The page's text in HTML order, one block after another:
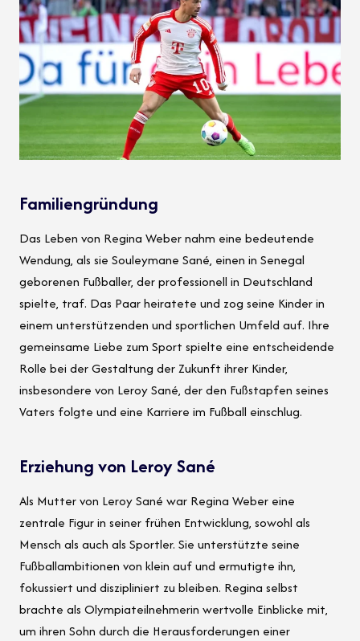
Familiengründung
Das Leben von Regina Weber nahm eine bedeutende
Wendung, als sie Souleymane Sané, einen in Senegal
geborenen Fußballer, der professionell in Deutschland
spielte, traf. Das Paar heiratete und zog seine Kinder in
einem unterstützenden und sportlichen Umfeld auf. Ihre
gemeinsame Liebe zum Sport spielte eine entscheidende
Rolle bei der Gestaltung der Zukunft ihrer Kinder,
insbesondere von Leroy Sané, der den Fußstapfen seines
Vaters folgte und eine Karriere im Fußball einschlug.
Erziehung von Leroy Sané
Als Mutter von Leroy Sané war Regina Weber eine
zentrale Figur in seiner frühen Entwicklung, sowohl als
Mensch als auch als Sportler. Sie unterstützte seine
Fußballambitionen von klein auf und ermutigte ihn,
fokussiert und diszipliniert zu bleiben. Regina selbst
brachte als Olympiateilnehmerin wertvolle Einblicke mit,
um ihren Sohn durch die Herausforderungen einer